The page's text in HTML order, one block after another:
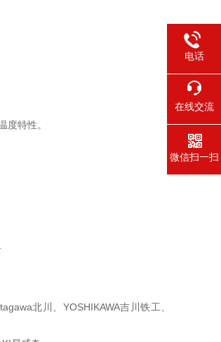
度特性。
北川、YOSHIKAWA吉川铁工、
电话
在线交流
微信扫一扫